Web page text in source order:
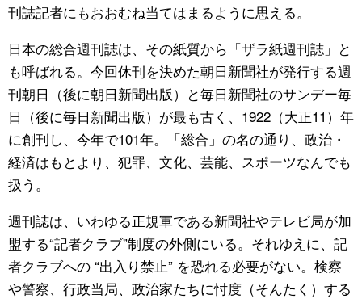
刊誌記者にもおおむね当てはまるように思える。
日本の総合週刊誌は、その紙質から「ザラ紙週刊誌」と
も呼ばれる。今回休刊を決めた朝日新聞社が発行する週
刊朝日（後に朝日新聞出版）と毎日新聞社のサンデー毎
日（後に毎日新聞出版）が最も古く、1922（大正11）年
に創刊し、今年で101年。「総合」の名の通り、政治・
経済はもとより、犯罪、文化、芸能、スポーツなんでも
扱う。
週刊誌は、いわゆる正規軍である新聞社やテレビ局が加
盟する“記者クラブ”制度の外側にいる。それゆえに、記
者クラブへの “出入り禁止” を恐れる必要がない。検察
や警察、行政当局、政治家たちに忖度（そんたく）する